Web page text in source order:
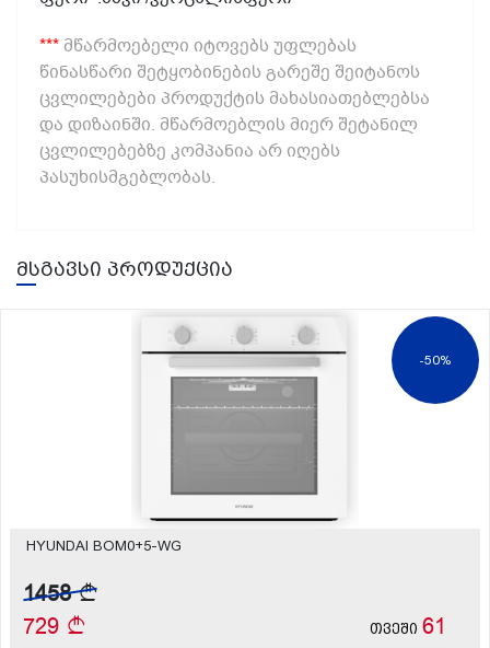
*** მწარმოებელი იტოვებს უფლებას
წინასწარი შეტყობინების გარეშე შეიტანოს
ცვლილებები პროდუქტის მახასიათებლებსა
და დიზაინში. მწარმოებლის მიერ შეტანილ
ცვლილებებზე კომპანია არ იღებს
პასუხისმგებლობას.
მსგავსი პროდუქცია
-50%
HYUNDAI BOM0+5-WG
1458
729
თვეში 61